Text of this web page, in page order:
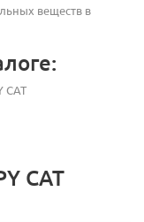
веществ в
CAT
CAT